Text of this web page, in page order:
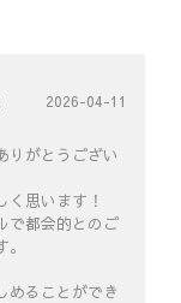
2026-04-11
りがとうござい
思います！
で都会的とのご
めることができ